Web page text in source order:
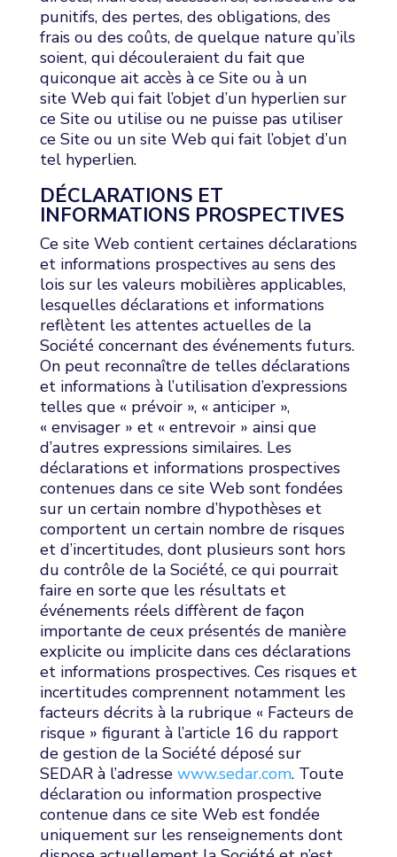
punitifs, des pertes, des obligations, des
frais ou des coûts, de quelque nature qu’ils
soient, qui découleraient du fait que
quiconque ait accès à ce Site ou à un
site Web qui fait l’objet d’un hyperlien sur
ce Site ou utilise ou ne puisse pas utiliser
ce Site ou un site Web qui fait l’objet d’un
tel hyperlien.
DÉCLARATIONS ET
INFORMATIONS PROSPECTIVES
Ce site Web contient certaines déclarations
et informations prospectives au sens des
lois sur les valeurs mobilières applicables,
lesquelles déclarations et informations
reflètent les attentes actuelles de la
Société concernant des événements futurs.
On peut reconnaître de telles déclarations
et informations à l’utilisation d’expressions
telles que « prévoir », « anticiper »,
« envisager » et « entrevoir » ainsi que
d’autres expressions similaires. Les
déclarations et informations prospectives
contenues dans ce site Web sont fondées
sur un certain nombre d’hypothèses et
comportent un certain nombre de risques
et d’incertitudes, dont plusieurs sont hors
du contrôle de la Société, ce qui pourrait
faire en sorte que les résultats et
événements réels diffèrent de façon
importante de ceux présentés de manière
explicite ou implicite dans ces déclarations
et informations prospectives. Ces risques et
incertitudes comprennent notamment les
facteurs décrits à la rubrique « Facteurs de
risque » figurant à l’article 16 du rapport
de gestion de la Société déposé sur
SEDAR à l’adresse www.sedar.com. Toute
déclaration ou information prospective
contenue dans ce site Web est fondée
uniquement sur les renseignements dont